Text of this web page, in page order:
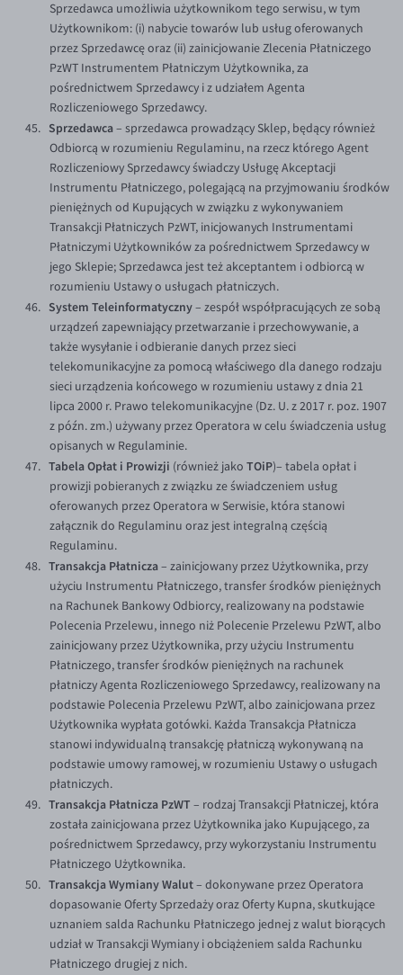
Sprzedawca umożliwia użytkownikom tego serwisu, w tym
Użytkownikom: (i) nabycie towarów lub usług oferowanych
przez Sprzedawcę oraz (ii) zainicjowanie Zlecenia Płatniczego
PzWT Instrumentem Płatniczym Użytkownika, za
pośrednictwem Sprzedawcy i z udziałem Agenta
Rozliczeniowego Sprzedawcy.
Sprzedawca– sprzedawca prowadzący Sklep, będący również
Odbiorcą w rozumieniu Regulaminu, na rzecz którego Agent
Rozliczeniowy Sprzedawcy świadczy Usługę Akceptacji
Instrumentu Płatniczego, polegającą na przyjmowaniu środków
pieniężnych od Kupujących w związku z wykonywaniem
Transakcji Płatniczych PzWT, inicjowanych Instrumentami
Płatniczymi Użytkowników za pośrednictwem Sprzedawcy w
jego Sklepie; Sprzedawca jest też akceptantem i odbiorcą w
rozumieniu Ustawy o usługach płatniczych.
System Teleinformatyczny– zespół współpracujących ze sobą
urządzeń zapewniający przetwarzanie i przechowywanie, a
także wysyłanie i odbieranie danych przez sieci
telekomunikacyjne za pomocą właściwego dla danego rodzaju
sieci urządzenia końcowego w rozumieniu ustawy z dnia 21
lipca 2000 r. Prawo telekomunikacyjne (Dz. U. z 2017 r. poz. 1907
z późn. zm.) używany przez Operatora w celu świadczenia usług
opisanych w Regulaminie.
Tabela Opłat i Prowizji (również jako TOiP)– tabela opłat i
prowizji pobieranych z związku ze świadczeniem usług
oferowanych przez Operatora w Serwisie, która stanowi
załącznik do Regulaminu oraz jest integralną częścią
Regulaminu.
Transakcja Płatnicza– zainicjowany przez Użytkownika, przy
użyciu Instrumentu Płatniczego, transfer środków pieniężnych
na Rachunek Bankowy Odbiorcy, realizowany na podstawie
Polecenia Przelewu, innego niż Polecenie Przelewu PzWT, albo
zainicjowany przez Użytkownika, przy użyciu Instrumentu
Płatniczego, transfer środków pieniężnych na rachunek
płatniczy Agenta Rozliczeniowego Sprzedawcy, realizowany na
podstawie Polecenia Przelewu PzWT, albo zainicjowana przez
Użytkownika wypłata gotówki. Każda Transakcja Płatnicza
stanowi indywidualną transakcję płatniczą wykonywaną na
podstawie umowy ramowej, w rozumieniu Ustawy o usługach
płatniczych.
Transakcja Płatnicza PzWT – rodzaj Transakcji Płatniczej, która
została zainicjowana przez Użytkownika jako Kupującego, za
pośrednictwem Sprzedawcy, przy wykorzystaniu Instrumentu
Płatniczego Użytkownika.
Transakcja Wymiany Walut– dokonywane przez Operatora
dopasowanie Oferty Sprzedaży oraz Oferty Kupna, skutkujące
uznaniem salda Rachunku Płatniczego jednej z walut biorących
udział w Transakcji Wymiany i obciążeniem salda Rachunku
Płatniczego drugiej z nich.